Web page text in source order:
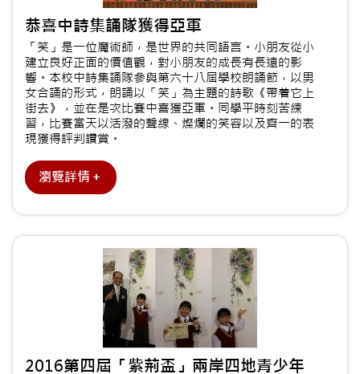
恭喜中詩集誦隊獲得亞軍
「笑」是一位魔術師，是世界的共同語言。小朋友從小
建立良好正面的價值觀，對小朋友的成長有長遠的影
響。本校中詩集誦隊參與第六十八屆學校朗誦節，以男
女合誦的形式，朗誦以「笑」為主題的詩歌《帶着它上
街去》，並在是次比賽中喜獲亞軍。同學平時刻苦練
習，比賽當天以活潑的聲線、燦爛的笑容以及齊一的表
現獲得評判讚賞。
瀏覽詳情＋
2016第四屆「紫荊盃」兩岸四地青少年